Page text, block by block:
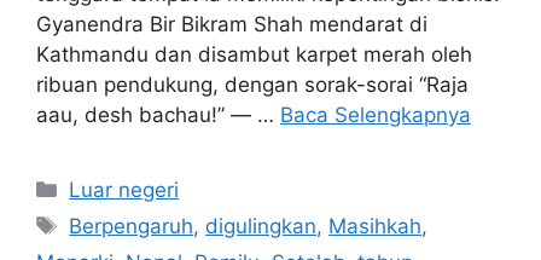
Kathmandu dan disambut karpet merah oleh
ribuan pendukung, dengan sorak-sorai “Raja
aau, desh bachau!” — …Baca Selengkapnya
Tag
Berpengaruh
Monarki,Nepal, Pemilu,Setelah,tahun